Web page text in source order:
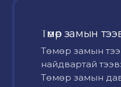
Төмөр замын
Төмөр замын
найдвартай
Төмөр замын